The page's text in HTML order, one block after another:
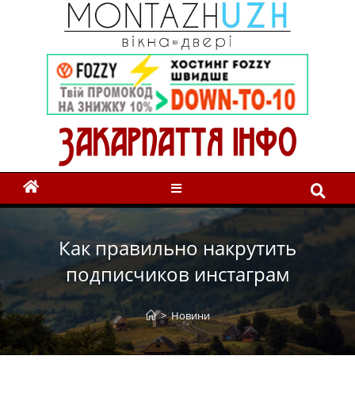
Как правильно накрутить
подписчиков инстаграм
> Новини